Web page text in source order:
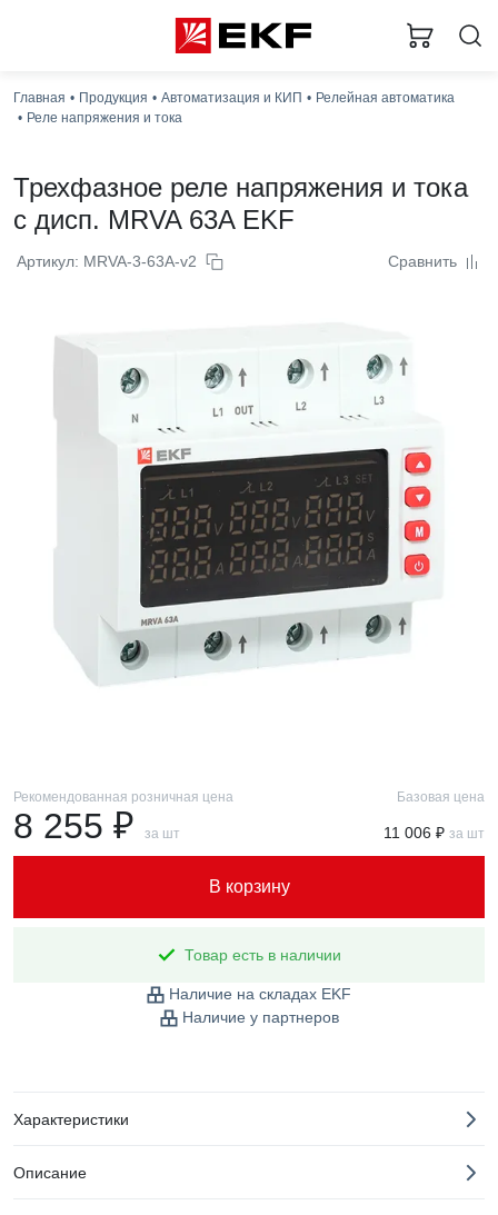
Главная Продукция Автоматизация и КИП
Релейная автоматика
Реле напряжения и тока
Трехфазное реле напряжения и тока
с дисп. MRVA 63A EKF
Артикул: MRVA-3-63A-v2 Сравнить
Рекомендованная розничная цена
8 255 ₽ за шт
Базовая цена
11 006 ₽ за шт
В корзину
Товар есть в наличии
Наличие на складах EKF
Наличие у партнеров
Характеристики
Описание